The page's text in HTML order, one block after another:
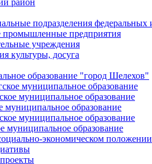
подразделения федеральных
предприятия
учреждения
культуры, досуга
образование "город Шелехов"
муниципальное образование
муниципальное образование
муниципальное образование
муниципальное образование
муниципальное образование
экономическом положении